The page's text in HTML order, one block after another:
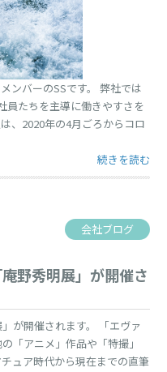
ンバーのSSです。 弊社では
員たちを主導に働きやすさを
、2020年の4月ごろからコロ
“気分転換に”
続きを読む
会社ブログ
野秀明展」が開催さ
が開催されます。 「エヴァ
「アニメ」作品や「特撮」
ュア時代から現在までの直筆